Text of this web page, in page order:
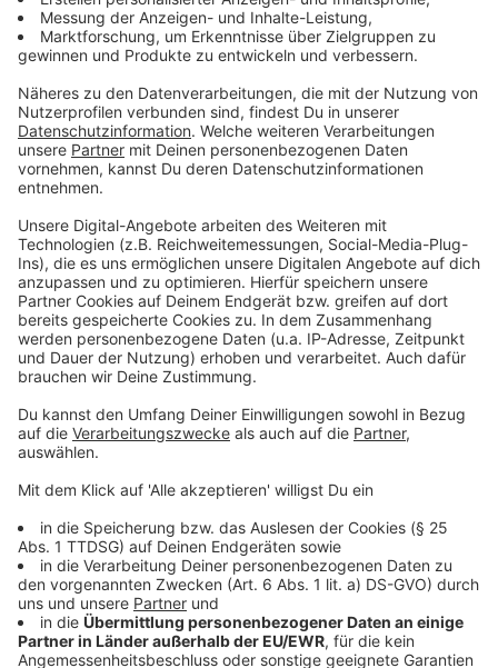
Häusern können Wärmepumpen einbauen. Es gibt
sogenannte Gas- oder Öl-Hybridheizungen. Das ist eine
Wärmepumpe in Kombination mit einer herkömmlichen
Gas- oder Ölheizung. Dabei übernimmt die
Wärmepumpe die Grundlast bis ca. 55 Grad, so Rawe.
Alles darüber hinaus wird dann von der Gas- oder
Ölheizung übernommen. Das spart dann Energiekosten.
Anzeige
Als Mieter sparen
Anzeige
Viele unserer Hörer wollten wissen, ob man einfach so
die Heizung runterdrehen kann, weil jedes Grad weniger
etwa sechs Prozent Energie spart. Dabei muss man
dann aber besonders darauf achten, dass die warme,
feuchte Luft aus den geheizten Räumen nicht in die
ungeheizten Räume gelangt. Dort könnte das Wasser
kondensieren und zu Schimmel führen, so unser
Experte.
Anzeige